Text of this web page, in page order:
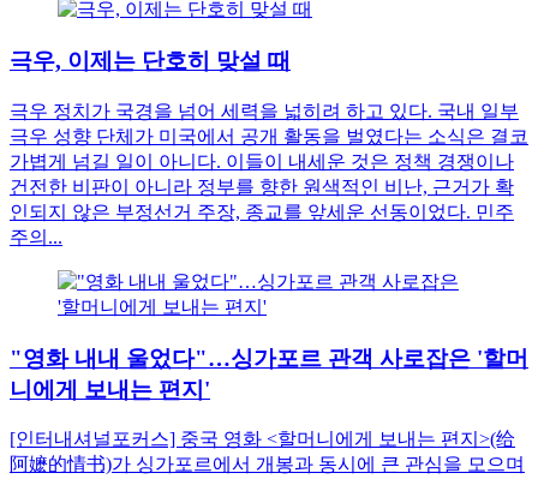
극우, 이제는 단호히 맞설 때
극우 정치가 국경을 넘어 세력을 넓히려 하고 있다. 국내 일부
극우 성향 단체가 미국에서 공개 활동을 벌였다는 소식은 결코
가볍게 넘길 일이 아니다. 이들이 내세운 것은 정책 경쟁이나
건전한 비판이 아니라 정부를 향한 원색적인 비난, 근거가 확
인되지 않은 부정선거 주장, 종교를 앞세운 선동이었다. 민주
주의...
"영화 내내 울었다"…싱가포르 관객 사로잡은 '할머
니에게 보내는 편지'
[인터내셔널포커스] 중국 영화 <할머니에게 보내는 편지>(给
阿嬷的情书)가 싱가포르에서 개봉과 동시에 큰 관심을 모으며